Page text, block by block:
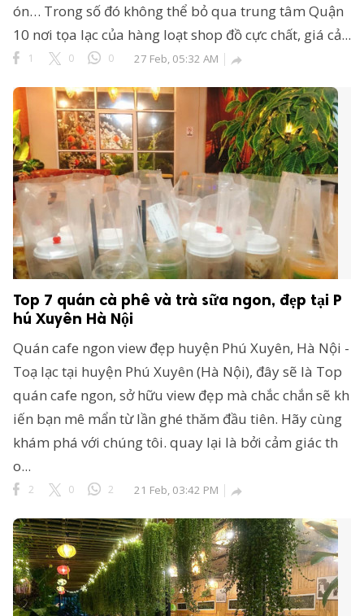
ón… Trong số đó không thể bỏ qua trung tâm Quận
10 nơi tọa lạc của hàng loạt shop đồ cực chất, giá cả...
1 0 0 27 Feb, 05:32 AM 
Top 7 quán cà phê và trà sữa ngon, đẹp tại P
hú Xuyên Hà Nội
Quán cafe ngon view đẹp huyện Phú Xuyên, Hà Nội -
Toạ lạc tại huyện Phú Xuyên (Hà Nội), đây sẽ là Top
quán cafe ngon, sở hữu view đẹp mà chắc chắn sẽ kh
iến bạn mê mẩn từ lần ghé thăm đầu tiên. Hãy cùng
khám phá với chúng tôi. quay lại là bởi cảm giác th
o...
2 0 2 21 Feb, 03:42 PM 